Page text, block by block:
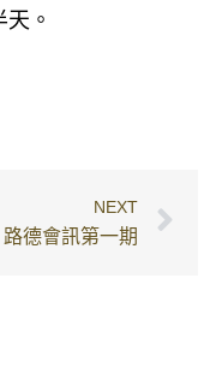
。
NEXT
路德會訊第一期